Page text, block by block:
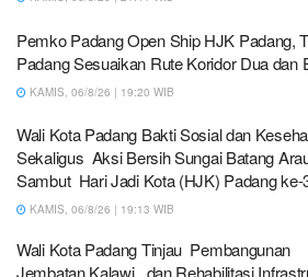
Pemko Padang Open Ship HJK Padang,
Padang Sesuaikan Rute Koridor Dua dan
KAMIS, 06/8/26 | 19:20 WIB
Wali Kota Padang Bakti Sosial dan
Sekaligus Aksi Bersih Sungai Batang
Sambut Hari Jadi Kota (HJK) Padang ke-
KAMIS, 06/8/26 | 19:13 WIB
Wali Kota Padang Tinjau Pembangunan
Jembatan Kalawi, dan Rehabilitasi